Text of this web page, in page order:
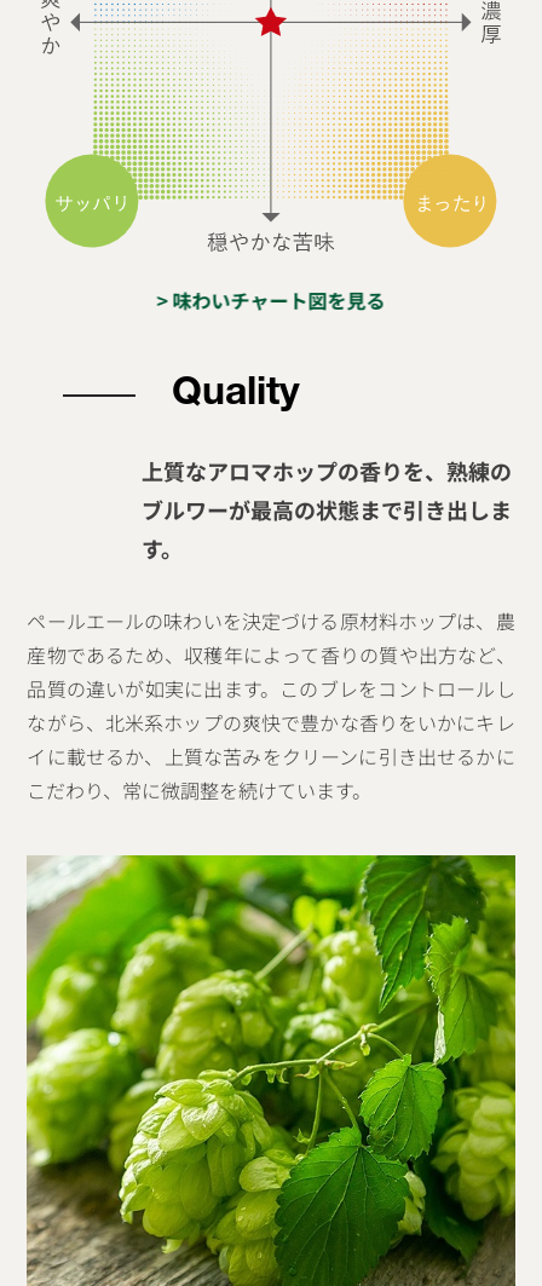
> 味わいチャート図を見る
Quality
上質なアロマホップの香りを、熟練の
ブルワーが最高の状態まで引き出しま
す。
ペールエールの味わいを決定づける原材料ホップは、農
産物であるため、収穫年によって香りの質や出方など、
品質の違いが如実に出ます。このブレをコントロールし
ながら、北米系ホップの爽快で豊かな香りをいかにキレ
イに載せるか、上質な苦みをクリーンに引き出せるかに
こだわり、常に微調整を続けています。